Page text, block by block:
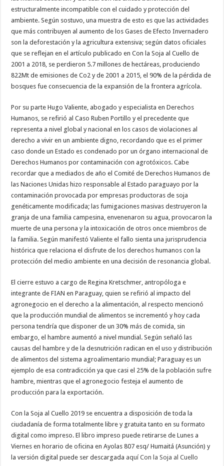
estructuralmente incompatible con el cuidado y protección del
ambiente. Según sostuvo, una muestra de esto es que las actividades
que más contribuyen al aumento de los Gases de Efecto Invernadero
son la deforestación y la agricultura extensiva; según datos oficiales
que se reflejan en el artículo publicado en Con la Soja al Cuello de
2001 a 2018, se perdieron 5.7 millones de hectáreas, produciendo
822Mt de emisiones de Co2 y de 2001 a 2015, el 90% de la pérdida de
bosques fue consecuencia de la expansión de la frontera agrícola.
Por su parte Hugo Valiente, abogado y especialista en Derechos
Humanos, se refirió al Caso Ruben Portillo y el precedente que
representa a nivel global y nacional en los casos de violaciones al
derecho a vivir en un ambiente digno, recordando que es el primer
caso donde un Estado es condenado por un órgano internacional de
Derechos Humanos por contaminación con agrotóxicos. Cabe
recordar que a mediados de año el Comité de Derechos Humanos de
las Naciones Unidas hizo responsable al Estado paraguayo por la
contaminación provocada por empresas productoras de soja
genéticamente modificada; las fumigaciones masivas destruyeron la
granja de una familia campesina, envenenaron su agua, provocaron la
muerte de una persona y la intoxicación de otros once miembros de
la familia. Según manifestó Valiente el fallo sienta una jurisprudencia
histórica que relaciona el disfrute de los derechos humanos con la
protección del medio ambiente en una decisión de resonancia global.
El cierre estuvo a cargo de Regina Kretschmer, antropóloga e
integrante de FIAN en Paraguay, quien se refirió al impacto del
agronegocio en el derecho a la alimentación, al respecto mencionó
que la producción mundial de alimentos se incrementó y hoy cada
persona tendría que disponer de un 30% más de comida, sin
embargo, el hambre aumentó a nivel mundial. Según señaló las
causas del hambre y de la desnutrición radican en el uso y distribución
de alimentos del sistema agroalimentario mundial; Paraguay es un
ejemplo de esa contradicción ya que casi el 25% de la población sufre
hambre, mientras que el agronegocio festeja el aumento de
producción para la exportación.
Con la Soja al Cuello 2019 se encuentra a disposición de toda la
ciudadanía de forma totalmente libre y gratuita tanto en su formato
digital como impreso. El libro impreso puede retirarse de Lunes a
Viernes en horario de oficina en Ayolas 807 esq/ Humaitá (Asunción) y
la versión digital puede ser descargada aquí Con la Soja al Cuello